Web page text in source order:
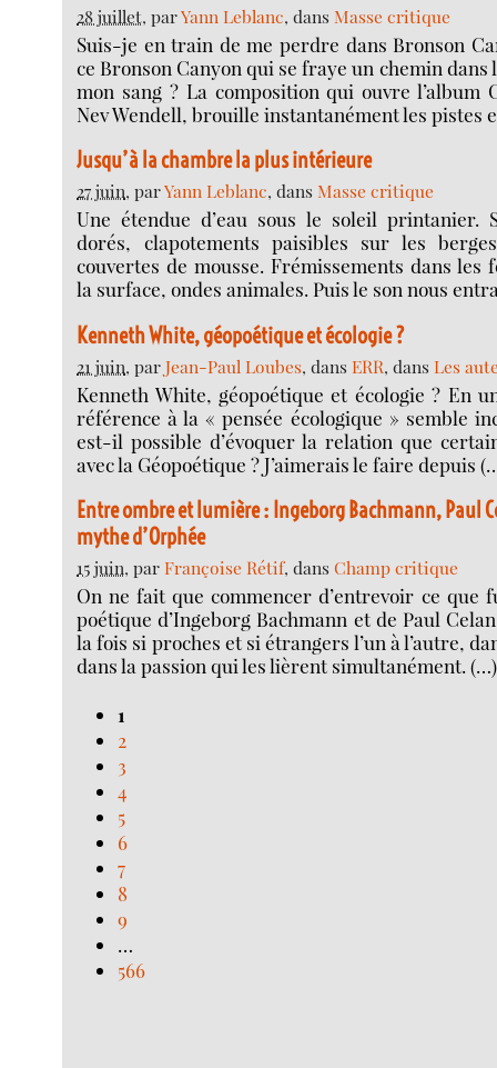
28 juillet, parYann Leblanc, dansMasse critique
Suis-je en train de me perdre dans Bronson
ce Bronson Canyon qui se fraye un chemin dans
mon sang ? La composition qui ouvre l’album
Nev Wendell, brouille instantanément les pistes
Jusqu’à la chambre la plus intérieure
27 juin, parYann Leblanc, dansMasse critique
Une étendue d’eau sous le soleil printanier.
dorés, clapotements paisibles sur les
couvertes de mousse. Frémissements dans les
la surface, ondes animales. Puis le son nous
Kenneth White, géopoétique et écologie ?
21 juin, parJean-Paul Loubes, dansERR, dansLes
Kenneth White, géopoétique et écologie ? En
référence à la « pensée écologique » semble
est-il possible d’évoquer la relation que
avec la Géopoétique ? J’aimerais le faire depuis
Entre ombre et lumière : Ingeborg Bachmann, Paul
mythe d’Orphée
15 juin, parFrançoise Rétif, dansChamp critique
On ne fait que commencer d’entrevoir ce que
poétique d’Ingeborg Bachmann et de Paul
la fois si proches et si étrangers l’un à l’autre,
dans la passion qui les lièrent simultanément. (…)
1
2
3
4
5
6
7
8
9
…
566